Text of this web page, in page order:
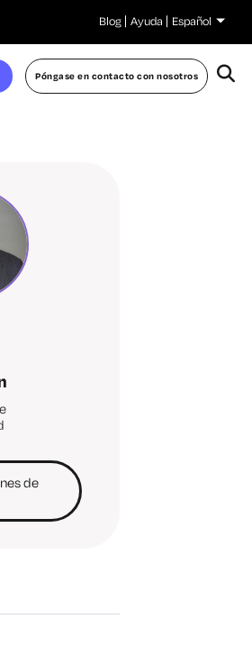
Blog Ayuda Español
Póngase en contacto con nosotros
de